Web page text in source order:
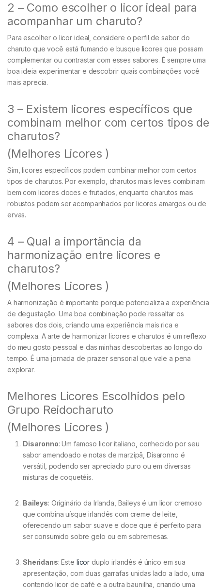
2 – Como escolher o licor ideal para
acompanhar um charuto?
Para escolher o licor ideal, considere o perfil de sabor do
charuto que você está fumando e busque licores que possam
complementar ou contrastar com esses sabores. É sempre uma
boa ideia experimentar e descobrir quais combinações você
mais aprecia.
3 – Existem licores específicos que
combinam melhor com certos tipos de
charutos?
(Melhores Licores )
Sim, licores específicos podem combinar melhor com certos
tipos de charutos. Por exemplo, charutos mais leves combinam
bem com licores doces e frutados, enquanto charutos mais
robustos podem ser acompanhados por licores amargos ou de
ervas.
4 – Qual a importância da
harmonização entre licores e
charutos?
(Melhores Licores )
A harmonização é importante porque potencializa a experiência
de degustação. Uma boa combinação pode ressaltar os
sabores dos dois, criando uma experiência mais rica e
complexa. A arte de harmonizar licores e charutos é um reflexo
do meu gosto pessoal e das minhas descobertas ao longo do
tempo. É uma jornada de prazer sensorial que vale a pena
explorar.
Melhores Licores Escolhidos pelo
Grupo Reidocharuto
(Melhores Licores )
Disaronno: Um famoso licor italiano, conhecido por seu
sabor amendoado e notas de marzipã, Disaronno é
versátil, podendo ser apreciado puro ou em diversas
misturas de coquetéis.
Baileys: Originário da Irlanda, Baileys é um licor cremoso
que combina uísque irlandês com creme de leite,
oferecendo um sabor suave e doce que é perfeito para
ser consumido sobre gelo ou em sobremesas.
Sheridans: Este licor duplo irlandês é único em sua
apresentação, com duas garrafas unidas lado a lado, uma
contendo licor de café e a outra baunilha, criando uma